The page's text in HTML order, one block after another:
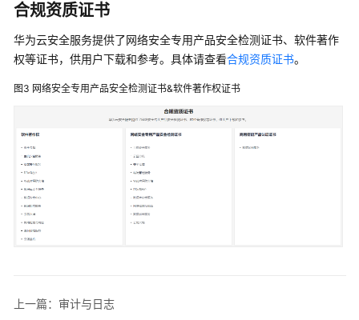
支
持
Provider
本
身
合规资质证书
华为云安全服务提供了网络安全专用产品安全检测证书、软件著作
权等证书，供用户下载和参考。具体请查看合规资质证书。
图3 网络安全专用产品安全检测证书&软件著作权证书
上一篇：审计与日志